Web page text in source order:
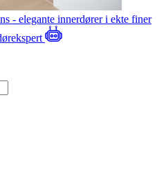
- elegante innerdører i ekte finer